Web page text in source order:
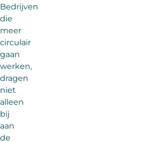
Bedrijven
die
meer
circulair
gaan
werken,
dragen
niet
alleen
bij
aan
de